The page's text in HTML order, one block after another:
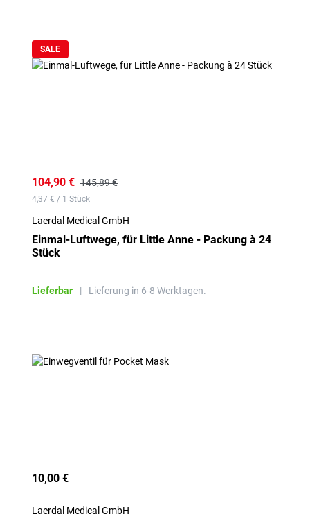
SALE
104,90 € 145,89 €
4,37 € / 1 Stück
Laerdal Medical GmbH
Einmal-Luftwege, für Little Anne - Packung à 24
Stück
Lieferbar | Lieferung in 6-8 Werktagen.
10,00 €
Laerdal Medical GmbH